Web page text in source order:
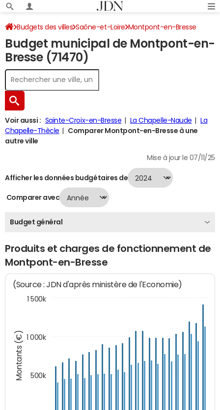
Budgets des villes Saône-et-Loire Montpont-en-Bresse
Budget 2024
Budget municipal de Montpont-en-
Bresse (71470)
Voir aussi : Sainte-Croix-en-Bresse La Chapelle-Naude
La
Chapelle-Thècle
Comparer Montpont-en-Bresse à une
autre ville
Mise à jour le 07/11/25
Afficher les données budgétaires de
Comparer avec
Budget général
Produits et charges de fonctionnement de
Montpont-en-Bresse
Montants (€)
(Source : JDN d'après ministère de l'Economie)
500k
1 000k
1 500k